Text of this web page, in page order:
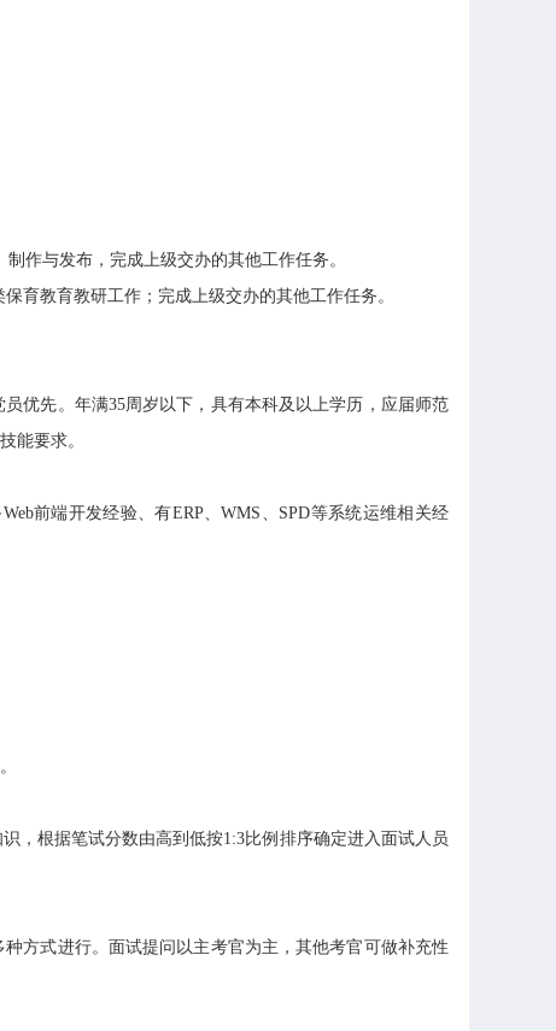
作与发布，完成上级交办的其他工作任务。
教育教研工作；完成上级交办的其他工作任务。
优先。年满35周岁以下，具有本科及以上学历，应届师范
能要求。
前端开发经验、有ERP、WMS、SPD等系统运维相关经
根据笔试分数由高到低按1:3比例排序确定进入面试人员
方式进行。面试提问以主考官为主，其他考官可做补充性